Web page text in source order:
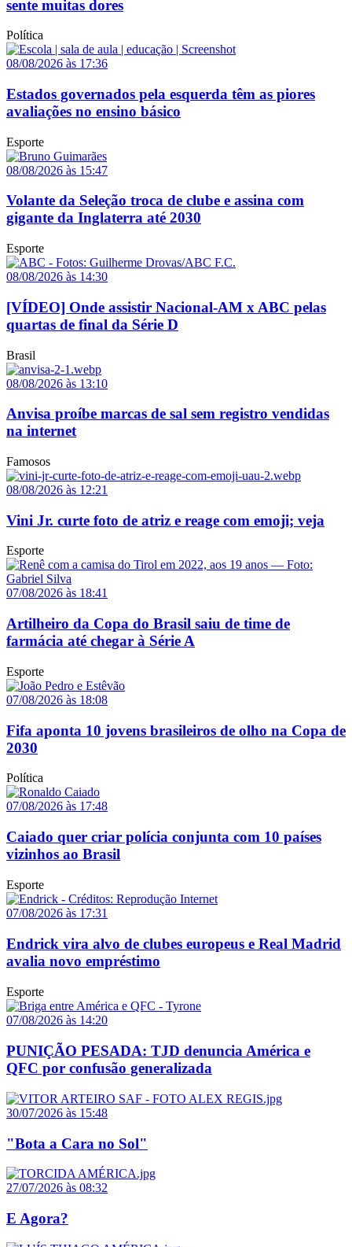
sente muitas dores
Política
08/08/2026 às 17:36
Estados governados pela esquerda têm as piores
avaliações no ensino básico
Esporte
08/08/2026 às 15:47
Volante da Seleção troca de clube e assina com
gigante da Inglaterra até 2030
Esporte
08/08/2026 às 14:30
[VÍDEO] Onde assistir Nacional-AM x ABC pelas
quartas de final da Série D
Brasil
08/08/2026 às 13:10
Anvisa proíbe marcas de sal sem registro vendidas
na internet
Famosos
08/08/2026 às 12:21
Vini Jr. curte foto de atriz e reage com emoji; veja
Esporte
07/08/2026 às 18:41
Artilheiro da Copa do Brasil saiu de time de
farmácia até chegar à Série A
Esporte
07/08/2026 às 18:08
Fifa aponta 10 jovens brasileiros de olho na Copa de
2030
Política
07/08/2026 às 17:48
Caiado quer criar polícia conjunta com 10 países
vizinhos ao Brasil
Esporte
07/08/2026 às 17:31
Endrick vira alvo de clubes europeus e Real Madrid
avalia novo empréstimo
Esporte
07/08/2026 às 14:20
PUNIÇÃO PESADA: TJD denuncia América e
QFC por confusão generalizada
30/07/2026 às 15:48
"Bota a Cara no Sol"
27/07/2026 às 08:32
E Agora?